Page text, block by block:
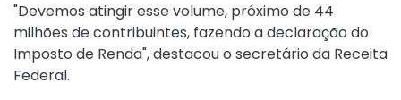
"Devemos atingir esse volume, próximo de 44
milhões de contribuintes, fazendo a declaração do
Imposto de Renda", destacou o secretário da Receita
Federal.